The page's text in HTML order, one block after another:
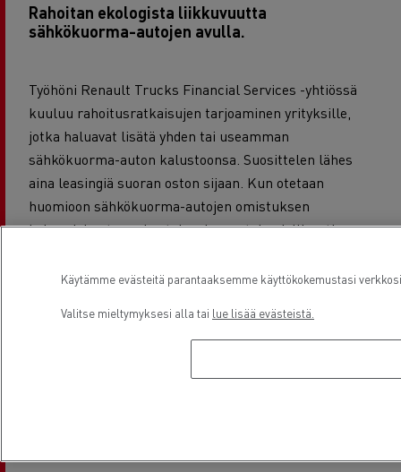
Rahoitan ekologista liikkuvuutta
sähkökuorma-autojen avulla.
Työhöni Renault Trucks Financial Services -yhtiössä
kuuluu rahoitusratkaisujen tarjoaminen yrityksille,
jotka haluavat lisätä yhden tai useamman
sähkökuorma-auton kalustoonsa. Suosittelen lähes
aina leasingiä suoran oston sijaan. Kun otetaan
huomioon sähkökuorma-autojen omistuksen
kokonaiskustannukset, leasing on taloudellisesti
Financial Services* -asiakkaat saavat? Heidän
Yksinkertaisesti sanottuna Renault Trucks ottaa
vastuun huollosta. Jos kuorma-autossa on pienikin
Käytämme evästeitä parantaaksemme käyttökokemustasi
Valitse mieltymyksesi alla tai lue lisää evästeistä.